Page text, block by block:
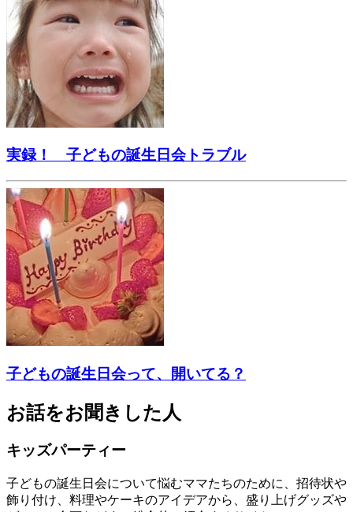
実録！ 子どもの誕生日会トラブル
子どもの誕生日会って、開いてる？
お話をお聞きした人
キッズパーティー
子どもの誕生日会について悩むママたちのために、招待状や
飾り付け、料理やケーキのアイデアから、盛り上げグッズや